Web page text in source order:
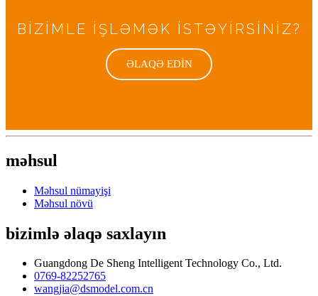
BİZİMLE İŞLƏMƏK İSTƏYİRSİNİZ?
ƏLAQƏ EDİN
məhsul
Məhsul nümayişi
Məhsul növü
bizimlə əlaqə saxlayın
Guangdong De Sheng Intelligent Technology Co., Ltd.
0769-82252765
wangjia@dsmodel.com.cn